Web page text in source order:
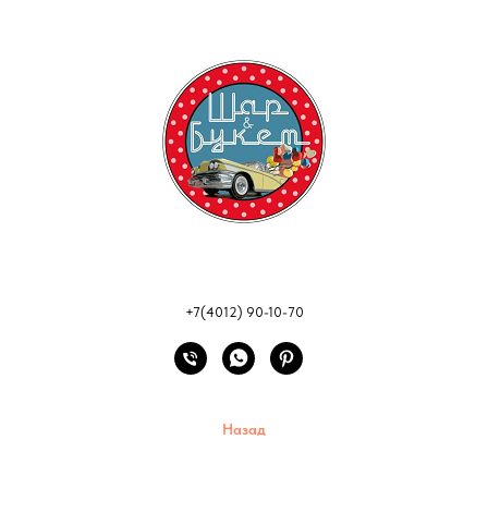
+7(4012) 90-10-70
Назад